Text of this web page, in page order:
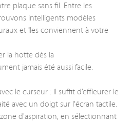
plaque sans fil. Entre les
intelligents modèles
et îles conviennent à votre
la hotte dès la
jamais été aussi facile.
le curseur : il suffit d’effleurer le
avec un doigt sur l'écran tactile.
d'aspiration, en sélectionnant